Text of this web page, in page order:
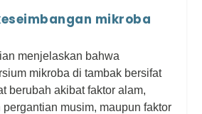
mikroba
menjelaskan bahwa
mikroba di tambak bersifat
berubah akibat faktor alam,
musim, maupun faktor